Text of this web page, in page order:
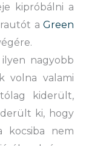
kipróbálni a
a Green
nagyobb
volna valami
kiderült,
ki, hogy
kocsiba nem